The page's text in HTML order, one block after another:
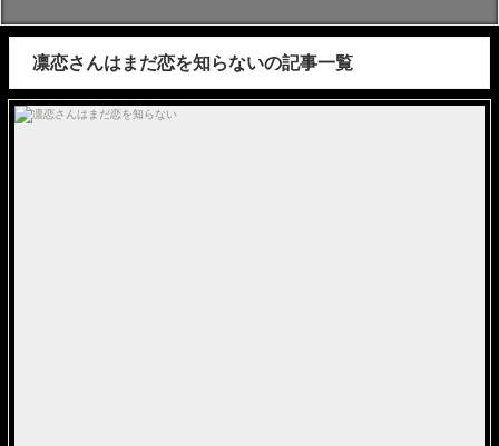
凛恋さんはまだ恋を知らないの記事一覧